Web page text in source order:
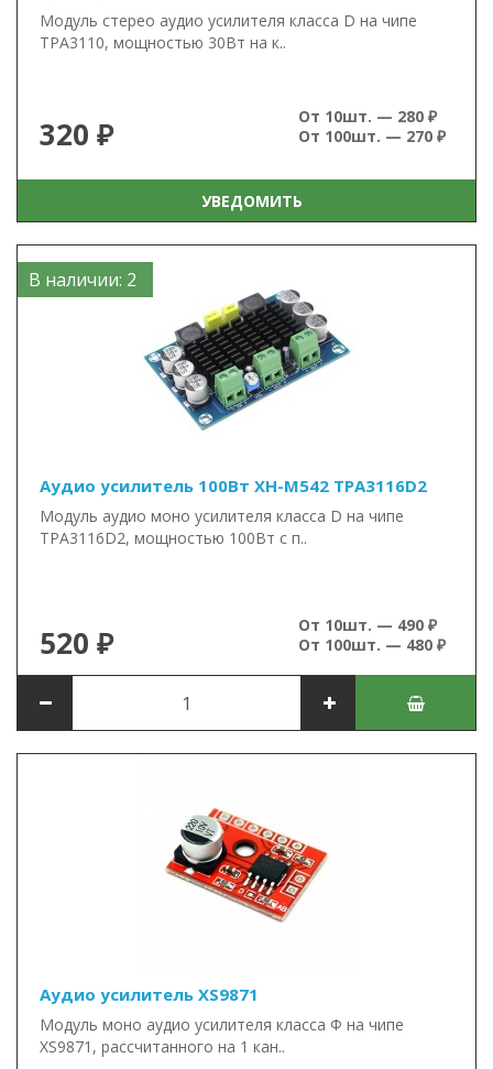
Модуль стерео аудио усилителя класса D на чипе
TPA3110, мощностью 30Вт на к..
320 ₽
От 10шт. — 280 ₽
От 100шт. — 270 ₽
УВЕДОМИТЬ
В наличии: 2
Аудио усилитель 100Вт XH-M542 TPA3116D2
Модуль аудио моно усилителя класса D на чипе
TPA3116D2, мощностью 100Вт с п..
520 ₽
От 10шт. — 490 ₽
От 100шт. — 480 ₽
Аудио усилитель XS9871
Модуль моно аудио усилителя класса Ф на чипе
XS9871, рассчитанного на 1 кан..